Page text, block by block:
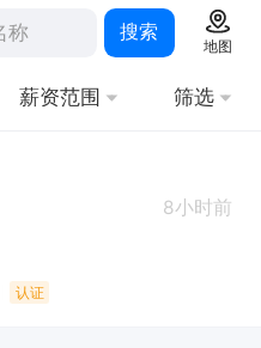
搜索
地图
薪资范围 筛选
8小时前
认证